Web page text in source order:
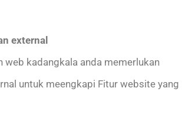
external
web kadangkala anda memerlukan
untuk meengkapi Fitur website yang